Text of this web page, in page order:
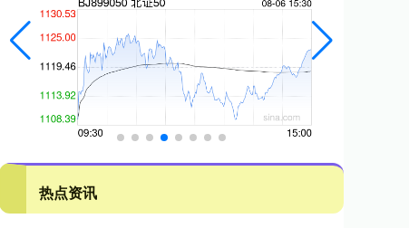
热点资讯